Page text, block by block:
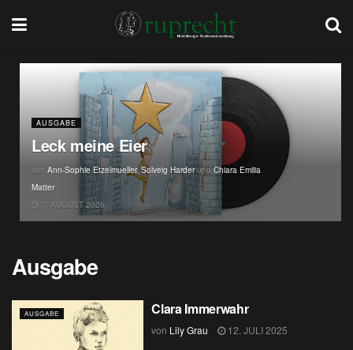
AUSGABE
Leck meine Eier
von Ann-Sophie Etzelmueller,Solveig HarderundChiara Emilia
Matter
7. AUGUST 2026
Ausgabe
AUSGABE Clara Immerwahr
von Lily Grau 12. JULI 2025